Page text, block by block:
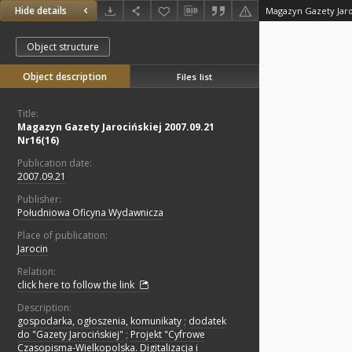
Hide details Magazyn Gazety
Object structure
Object description Files list
Title:
Magazyn Gazety Jarocińskiej 2007.09.21
Nr16(16)
Publication date:
2007.09.21
Publisher:
Południowa Oficyna Wydawnicza
Place of publication:
Jarocin
Relation:
click here to follow the link
Description:
gospodarka, ogłoszenia, komunikaty ; dodatek
do "Gazety Jarocińskiej" ; Projekt "Cyfrowe
Czasopisma-Wielkopolska. Digitalizacja i